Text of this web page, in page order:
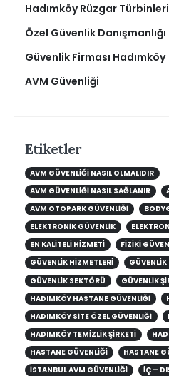
Hadımköy Rüzgar Türbinleri
Özel Güvenlik Danışmanlığı
Güvenlik Firması Hadımköy
AVM Güvenliği
Etiketler
AVM GÜVENLIĞI NASIL OLMALIDIR
AVM GÜVENLIĞI NASIL SAĞLANIR
AVM OTOPARK GÜVENLIĞI
ELEKTRONIK GÜVENLIK
EN KALITELI HIZMETI
FIZIKI
GÜVENLIK HIZMETLERI
GÜVENLIK
GÜVENLIK SEKTÖRÜ
GÜVENLIK
HADIMKÖY HASTANE GÜVENLIĞI
HADIMKÖY SITE ÖZEL GÜVENLIĞI
HADIMKÖY TEMIZLIK ŞIRKETI
HASTANE GÜVENLIĞI
HASTANE
ISTANBUL AVM GÜVENLIĞI
IÇ –